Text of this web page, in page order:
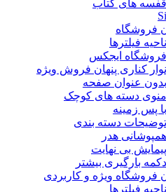
قفسه های کتاب
فروشگاه
ناحیه فیلترها
فروشگاه ایجکس
نوار کناری پنهان فروش ویژه
بدون عنوان صفحه
منوی دسته های کوچک
با پس زمینه
توضیحات دسته بندی
همپوشانی هدر
پیمایش بی نهایت
دکمه بارگیری بیشتر
فروشگاه ویژه و کاربردی
ناحیه فیلترها